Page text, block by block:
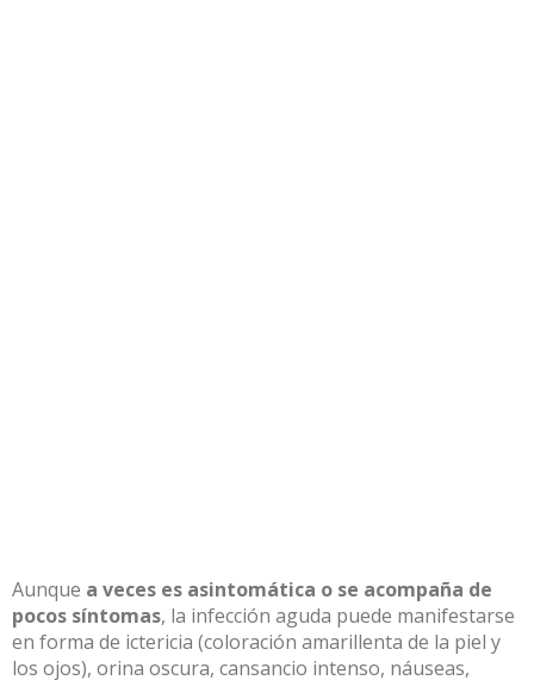
Aunque a veces es asintomática o se acompaña de
pocos síntomas, la infección aguda puede manifestarse
en forma de ictericia (coloración amarillenta de la piel y
los ojos), orina oscura, cansancio intenso, náuseas,